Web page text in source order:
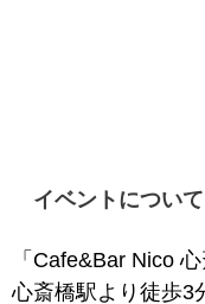
イベントについて
「Cafe&Bar Nico 心
心斎橋駅より徒歩3